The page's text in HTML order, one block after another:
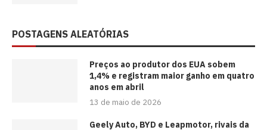
POSTAGENS ALEATÓRIAS
Preços ao produtor dos EUA sobem
1,4% e registram maior ganho em quatro
anos em abril
13 de maio de 2026
Geely Auto, BYD e Leapmotor, rivais da